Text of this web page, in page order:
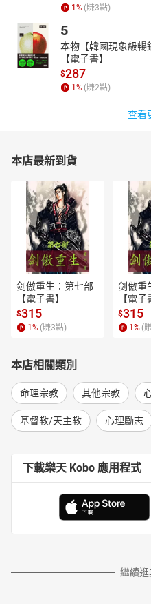
你生来是为了合作，而非竞争。
让交响乐奏响吧。
1 % (賺3點)
5
本物【韓國現象級暢
【電子書】
$287
1 % (賺2點)
查看
本店最新到貨
剑傲重生：第七部
【電子書】
$315
1 % (賺3點)
剑傲重
【電子
$315
1 % (
本店相關類別
命理宗教 其他宗教
基督教/天主教 心理勵志
下載樂天 Kobo 應用程式
繼續